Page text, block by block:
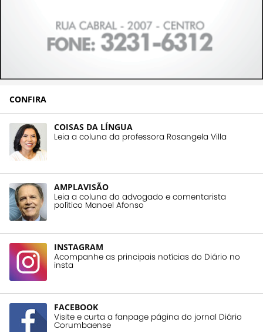
CONFIRA
COISAS DA LÍNGUA
Leia a coluna da professora Rosangela Villa
AMPLAVISÃO
Leia a coluna do advogado e comentarista
político Manoel Afonso
INSTAGRAM
Acompanhe as principais notícias do Diário no
insta
FACEBOOK
Visite e curta a fanpage página do jornal Diário
Corumbaense